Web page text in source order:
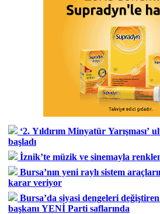
‘2. Yıldırım Minyatür Yarışması’
başladı
İznik’te müzik ve sinemayla
Bursa’nın yeni raylı sistem
karar veriyor
Bursa’da siyasi dengeleri
başkanı YENİ Parti saflarında